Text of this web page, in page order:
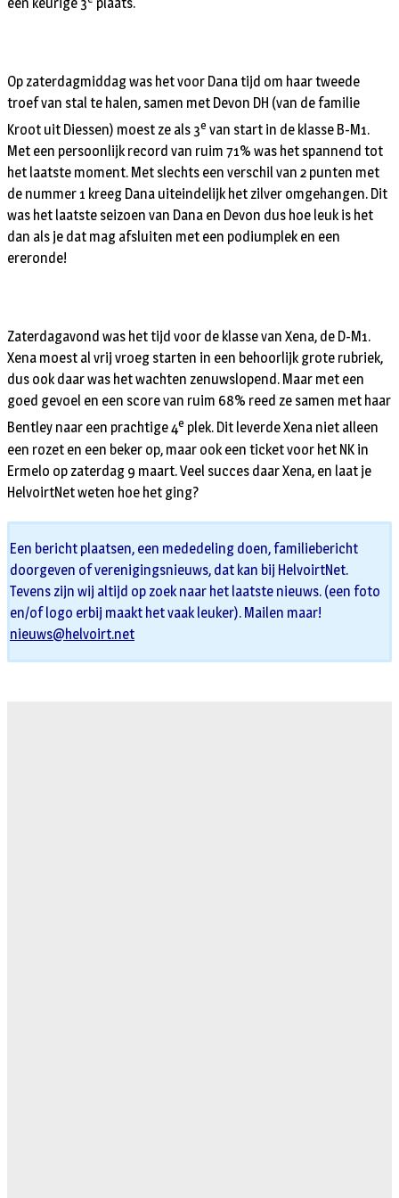
Op zaterdagmiddag was het voor Dana tijd om haar tweede
troef van stal te halen, samen met Devon DH (van de familie
Kroot uit Diessen) moest ze als 3e van start in de klasse B-M1.
Met een persoonlijk record van ruim 71% was het spannend tot
het laatste moment. Met slechts een verschil van 2 punten met
de nummer 1 kreeg Dana uiteindelijk het zilver omgehangen. Dit
was het laatste seizoen van Dana en Devon dus hoe leuk is het
dan als je dat mag afsluiten met een podiumplek en een
ereronde!
Zaterdagavond was het tijd voor de klasse van Xena, de D-M1.
Xena moest al vrij vroeg starten in een behoorlijk grote rubriek,
dus ook daar was het wachten zenuwslopend. Maar met een
goed gevoel en een score van ruim 68% reed ze samen met haar
Bentley naar een prachtige 4e plek. Dit leverde Xena niet alleen
een rozet en een beker op, maar ook een ticket voor het NK in
Ermelo op zaterdag 9 maart. Veel succes daar Xena, en laat je
HelvoirtNet weten hoe het ging?
Een bericht plaatsen, een mededeling doen, familiebericht
doorgeven of verenigingsnieuws, dat kan bij HelvoirtNet.
Tevens zijn wij altijd op zoek naar het laatste nieuws. (een foto
en/of logo erbij maakt het vaak leuker). Mailen maar!
nieuws@helvoirt.net